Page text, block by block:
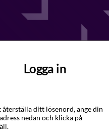
Logga in
återställa ditt lösenord, ange din
nedan och klicka på